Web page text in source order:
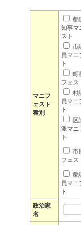
マニフ
ェスト
種別
都
知事マ
スト
市
員マニ
ト
町
フェス
村
員マニ
ト
区
派マニ
ト
市
フェス
衆
員マニ
ト
政治家
名